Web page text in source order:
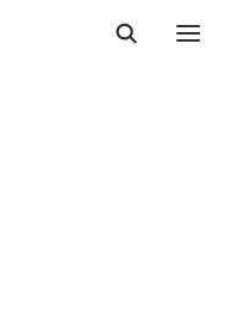
Q BY